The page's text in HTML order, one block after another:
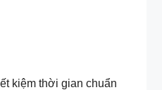
kiệm thời gian chuẩn